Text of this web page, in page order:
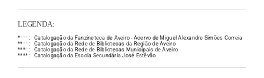
LEGENDA:
** * * :
Catalogação da Fanzineteca de Aveiro - Acervo de Miguel Alexandre Simões Correia
** * * :
Catalogação da Rede de Bibliotecas da Região de Aveiro
**** :
Catalogação da Rede de Bibliotecas Municipais de Aveiro
**** : Catalogação da Escola Secundária José Estêvão